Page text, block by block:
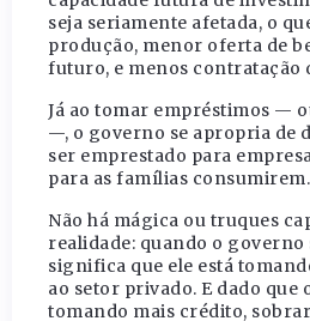
seja seriamente afetada, o
produção, menor oferta de
futuro, e menos contratação
Já ao tomar empréstimos —
—, o governo se apropria de
ser emprestado para
para as famílias consumirem.
Não há mágica ou truques
realidade: quando o governo
significa que ele está
ao setor privado. E dado que
tomando mais crédito,